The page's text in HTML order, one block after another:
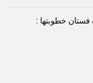
فستان خطوبتها :